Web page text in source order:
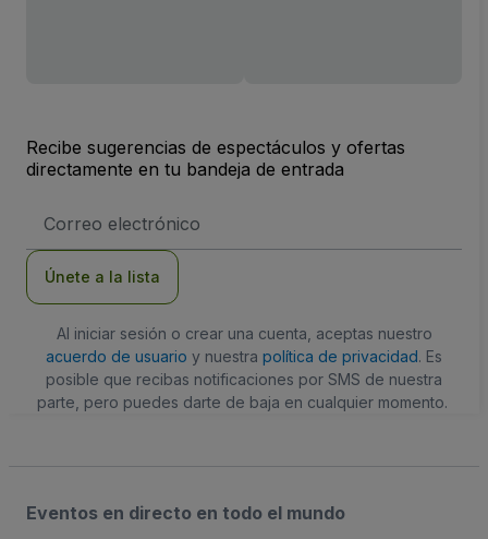
Recibe sugerencias de espectáculos y ofertas
directamente en tu bandeja de entrada
de
Únete a la lista
Al iniciar sesión o crear una cuenta, aceptas nuestro
acuerdo de usuario y nuestra política de privacidad. Es
posible que recibas notificaciones por SMS de nuestra
parte, pero puedes darte de baja en cualquier momento.
Eventos en directo en todo el mundo